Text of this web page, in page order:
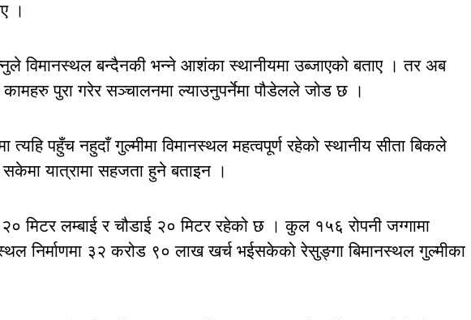
।
विमानस्थल बन्दैनकी भन्ने आशंका स्थानीयमा उब्जाएको बताए । तर अब
कामहरु पुरा गरेर सञ्चालनमा ल्याउनुपर्नेमा पौडेलले जोड छ ।
त्यहि पहुँच नहुदाँ गुल्मीमा विमानस्थल महत्वपूर्ण रहेको स्थानीय सीता बिकले
यात्रामा सहजता हुने बताइन ।
मिटर लम्बाई र चौडाई २० मिटर रहेको छ । कुल १५६ रोपनी जग्गामा
निर्माणमा ३२ करोड ९० लाख खर्च भईसकेको रेसुङ्गा बिमानस्थल गुल्मीका